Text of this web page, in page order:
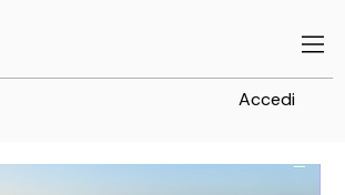
Accedi